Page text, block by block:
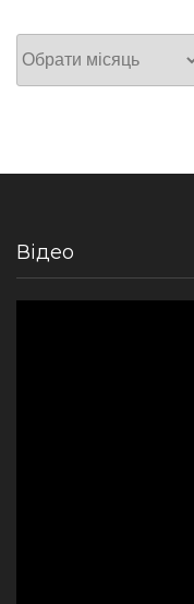
Архів
Відео